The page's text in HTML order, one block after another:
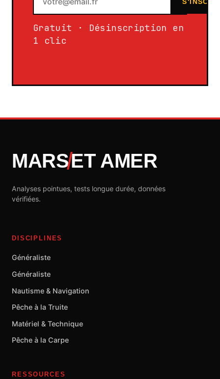
Gratuit · Désinscription en
1 clic
MARSET AMER
Analyses pointues, tests longue durée, données
vérifiées.
DISCIPLINES
Généraliste
Généraliste
Nautisme & Navigation
Pêche à la Truite
Matériel & Technique
Pêche à la Carpe
RESSOURCES